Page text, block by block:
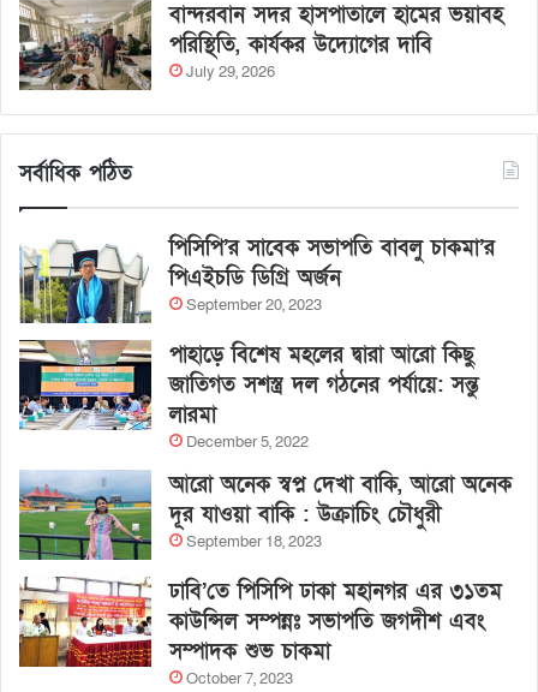
বান্দরবান সদর হাসপাতালে হামের ভয়াবহ
পরিস্থিতি, কার্যকর উদ্যোগের দাবি
July 29, 2026
সর্বাধিক পঠিত
পিসিপি’র সাবেক সভাপতি বাবলু চাকমা’র
পিএইচডি ডিগ্রি অর্জন
September 20, 2023
পাহাড়ে বিশেষ মহলের দ্বারা আরো কিছু
জাতিগত সশস্ত্র দল গঠনের পর্যায়ে: সন্তু
লারমা
December 5, 2022
আরো অনেক স্বপ্ন দেখা বাকি, আরো অনেক
দূর যাওয়া বাকি : উক্রাচিং চৌধুরী
September 18, 2023
ঢাবি’তে পিসিপি ঢাকা মহানগর এর ৩১তম
কাউন্সিল সম্পন্নঃ সভাপতি জগদীশ এবং
সম্পাদক শুভ চাকমা
October 7, 2023